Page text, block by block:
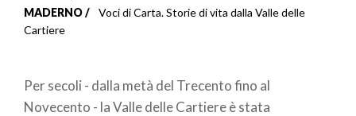
Briciole
di
pane
MADERNO
Voci di Carta. Storie di vita dalla Valle delle
Cartiere
Per secoli - dalla metà del Trecento fino al
Novecento - la Valle delle Cartiere è stata